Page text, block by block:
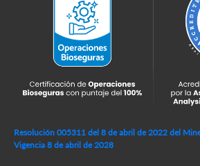
Resolución 005311 del 8 de abril de 2022 del
Vigencia 8 de abril de 2028